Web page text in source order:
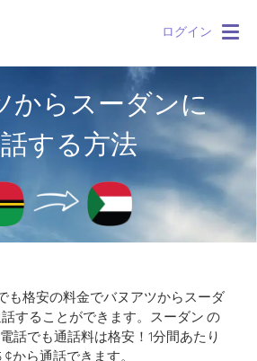
ログイン
からスーダンに
する方法
も格安の料金でバヌアツからスーダ
することができます。 スーダン の
話でも通話料は格安！1分間あたり
¢から通話できます。